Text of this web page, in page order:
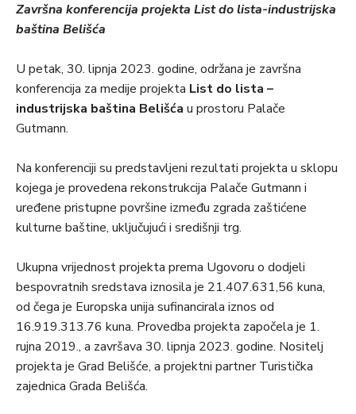
Završna konferencija projekta List do lista-industrijska
baština Belišća
U petak, 30. lipnja 2023. godine, održana je završna
konferencija za medije projekta List do lista –
industrijska baština Belišća u prostoru Palače
Gutmann.
Na konferenciji su predstavljeni rezultati projekta u sklopu
kojega je provedena rekonstrukcija Palače Gutmann i
uređene pristupne površine između zgrada zaštićene
kulturne baštine, uključujući i središnji trg.
Ukupna vrijednost projekta prema Ugovoru o dodjeli
bespovratnih sredstava iznosila je 21.407.631,56 kuna,
od čega je Europska unija sufinancirala iznos od
16.919.313.76 kuna. Provedba projekta započela je 1.
rujna 2019., a završava 30. lipnja 2023. godine. Nositelj
projekta je Grad Belišće, a projektni partner Turistička
zajednica Grada Belišća.